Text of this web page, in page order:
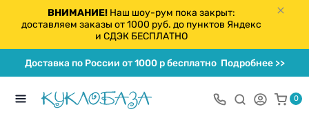
ВНИМАНИЕ!Наш шоу-рум пока закрыт:
доставляем заказы от 1000 руб. до пунктов Яндекс
и СДЭК БЕСПЛАТНО
Доставка по России от 1000 р бесплатноПодробнее >>
0